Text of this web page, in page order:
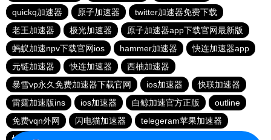
quickq加速器
原子加速器
twitter加速器免费下载
老王加速器
极光加速器
原子加速器app下载官网最新版
蚂蚁加速npv下载官网ios
hammer加速器
快连加速器app
元链加速器
快连加速器
西柚加速器
暴雪vp永久免费加速器下载官网
ios加速器
快联加速器
雷霆加速版ins
ios加速器 白鲸加速官方正版
outline
免费vqn外网
闪电猫加速器
telegeram苹果加速器